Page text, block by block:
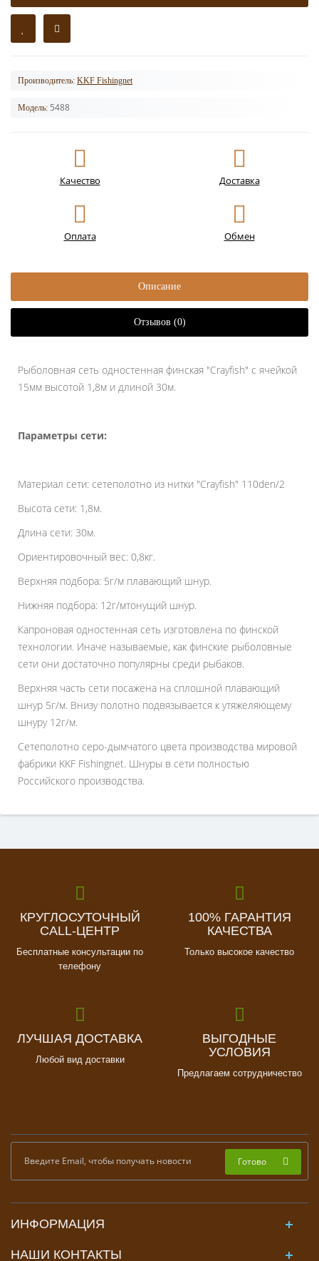
Производитель: KKF Fishingnet
Модель: 5488
Качество Доставка
Оплата Обмен
Описание
Отзывов (0)
Рыболовная сеть одностенная финская "Crayfish" с ячейкой
15мм высотой 1,8м и длиной 30м.
Параметры сети:
Материал сети: сетеполотно из нитки "Crayfish" 110den/2
Высота сети: 1,8м.
Длина сети: 30м.
Ориентировочный вес: 0,8кг.
Верхняя подбора: 5г/м плавающий шнур.
Нижняя подбора: 12г/мтонущий шнур.
Капроновая одностенная сеть изготовлена по финской
технологии. Иначе называемые, как финские рыболовные
сети они достаточно популярны среди рыбаков.
Верхняя часть сети посажена на сплошной плавающий
шнур 5г/м. Внизу полотно подвязывается к утяжеляющему
шнуру 12г/м.
Сетеполотно серо-дымчатого цвета производства мировой
фабрики KKF Fishingnet. Шнуры в сети полностью
Российского производства.
КРУГЛОСУТОЧНЫЙ
CALL-ЦЕНТР
Бесплатные консультации по
телефону
100% ГАРАНТИЯ
КАЧЕСТВА
Только высокое качество
ЛУЧШАЯ ДОСТАВКА
Любой вид доставки
ВЫГОДНЫЕ
УСЛОВИЯ
Предлагаем сотрудничество
Готово
ИНФОРМАЦИЯ
НАШИ КОНТАКТЫ